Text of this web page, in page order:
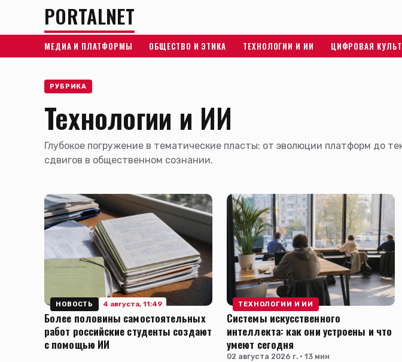
PORTALNET
МЕДИА И ПЛАТФОРМЫ ОБЩЕСТВО И ЭТИКА ТЕХНОЛОГИИ И ИИ ЦИФРОВАЯ
РУБРИКА
Технологии и ИИ
Глубокое погружение в тематические пласты: от эволюции платформ до
сдвигов в общественном сознании.
НОВОСТЬ 4 августа, 11:49
Более половины самостоятельных
работ российские студенты создают
с помощью ИИ
ТЕХНОЛОГИИ И ИИ
Системы искусственного
интеллекта: как они устроены и что
умеют сегодня
02 августа 2026 г. · 13 мин